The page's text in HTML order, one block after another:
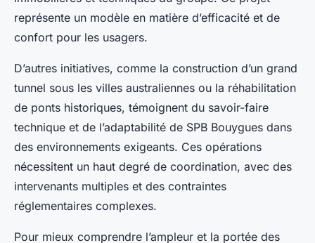
représente un modèle en matière d’efficacité et de
confort pour les usagers.
D’autres initiatives, comme la construction d’un grand
tunnel sous les villes australiennes ou la réhabilitation
de ponts historiques, témoignent du savoir-faire
technique et de l’adaptabilité de SPB Bouygues dans
des environnements exigeants. Ces opérations
nécessitent un haut degré de coordination, avec des
intervenants multiples et des contraintes
réglementaires complexes.
Pour mieux comprendre l’ampleur et la portée des